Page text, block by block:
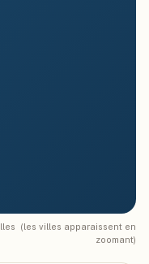
(les villes apparaissent en
zoomant)